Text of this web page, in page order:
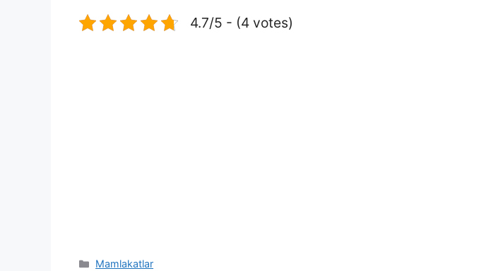
4.7/5 - (4 votes)
Categories
Mamlakatlar